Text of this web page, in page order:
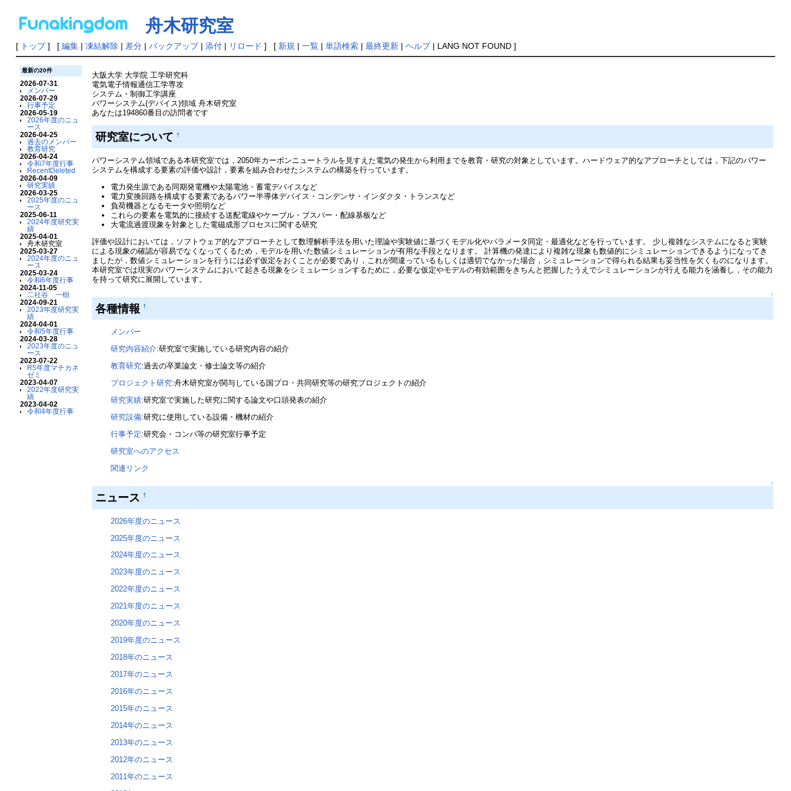
舟木研究室
[ トップ] [ 編集| 凍結解除 | 差分| バックアップ| 添付| リロード ] [ 新規 | 一覧| 単語検索| 最終更新| ヘルプ| LANG NOT FOUND ]
最新の20件
2026-07-31
メンバー
2026-07-29
行事予定
2026-05-19
2026年度のニュ
ース
2026-04-25
過去のメンバー
教育研究
2026-04-24
令和7年度行事
RecentDeleted
2026-04-09
研究実績
2026-03-25
2025年度のニュ
ース
2025-06-11
2024年度研究実
績
2025-04-01
舟木研究室
2025-03-27
2024年度のニュ
ース
2025-03-24
令和6年度行事
2024-11-05
二社谷 一樹
2024-09-21
2023年度研究実
績
2024-04-01
令和5年度行事
2024-03-28
2023年度のニュ
ース
2023-07-22
R5年度マチカネ
ゼミ
2023-04-07
2022年度研究実
績
2023-04-02
令和4年度行事
大阪大学 大学院 工学研究科
電気電子情報通信工学専攻
システム・制御工学講座
パワーシステム(デバイス)領域 舟木研究室
あなたは194860番目の訪問者です
研究室について†
パワーシステム領域である本研究室では，2050年カーボンニュートラルを見すえた電気の発生から利用までを教育・研究の対象としています。ハードウェア的なアプローチとしては，下記のパワー
システムを構成する要素の評価や設計，要素を組み合わせたシステムの構築を行っています。
電力発生源である同期発電機や太陽電池・蓄電デバイスなど
電力変換回路を構成する要素であるパワー半導体デバイス・コンデンサ・インダクタ・トランスなど
負荷機器となるモータや照明など
これらの要素を電気的に接続する送配電線やケーブル・ブスバー・配線基板など
大電流過渡現象を対象とした電磁成形プロセスに関する研究
評価や設計においては，ソフトウェア的なアプローチとして数理解析手法を用いた理論や実験値に基づくモデル化やパラメータ同定・最適化などを行っています。 少し複雑なシステムになると実験
による現象の確認が容易でなくなってくるため，モデルを用いた数値シミュレーションが有用な手段となります。 計算機の発達により複雑な現象も数値的にシミュレーションできるようになってき
ましたが，数値シミュレーションを行うには必ず仮定をおくことが必要であり，これが間違っているもしくは適切でなかった場合，シミュレーションで得られる結果も妥当性を欠くものになります。
本研究室では現実のパワーシステムにおいて起きる現象をシミュレーションするために，必要な仮定やモデルの有効範囲をきちんと把握したうえでシミュレーションが行える能力を涵養し，その能力
を持って研究に展開しています。
↑
各種情報†
メンバー
研究内容紹介:研究室で実施している研究内容の紹介
教育研究:過去の卒業論文・修士論文等の紹介
プロジェクト研究:舟木研究室が関与している国プロ・共同研究等の研究プロジェクトの紹介
研究実績:研究室で実施した研究に関する論文や口頭発表の紹介
研究設備:研究に使用している設備・機材の紹介
行事予定:研究会・コンパ等の研究室行事予定
研究室へのアクセス
関連リンク
↑
ニュース†
2026年度のニュース
2025年度のニュース
2024年度のニュース
2023年度のニュース
2022年度のニュース
2021年度のニュース
2020年度のニュース
2019年度のニュース
2018年のニュース
2017年のニュース
2016年のニュース
2015年のニュース
2014年のニュース
2013年のニュース
2012年のニュース
2011年のニュース